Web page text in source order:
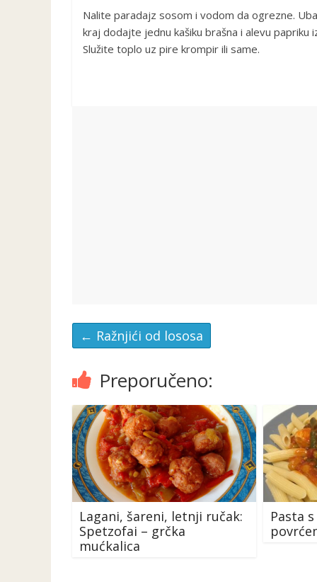
Nalite paradajz sosom i vodom da ogrezne.
kraj dodajte jednu kašiku brašna i alevu
Služite toplo uz pire krompir ili same.
← Ražnjići od lososa
Preporučeno:
Lagani, šareni, letnji ručak:
Spetzofai – grčka
mućkalica
Pasta